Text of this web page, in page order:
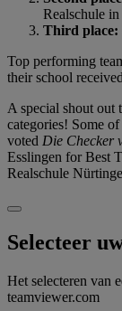
Realschule
Third place:
Top performing
their school
A special shout out
categories! Some
voted Die Checker
Esslingen for Best
Realschule
Selecteer
Het selecteren van
teamviewer.com